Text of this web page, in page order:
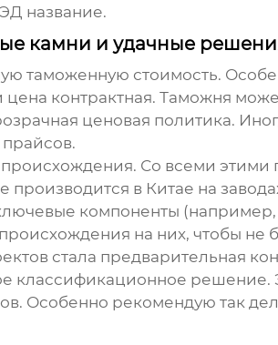
название.
камни и удачные
таможенную стоимость.
цена контрактная. Таможня
ценовая политика.
Со всеми этими
в Китае на
компоненты
на них, чтобы
стала предварительная
классификационное решение.
Особенно рекомендую так